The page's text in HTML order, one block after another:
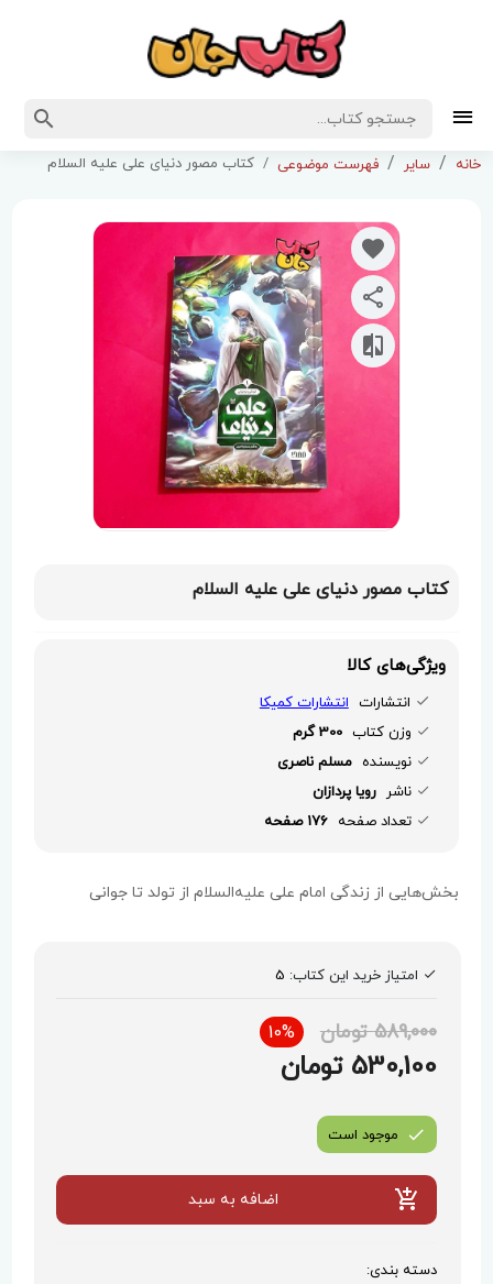
خانه سایر فهرست موضوعی کتاب مصور دنیای علی علیه السلام
کتاب مصور دنیای علی علیه السلام
ویژگی‌های کالا
انتشارات انتشارات کمیکا
وزن کتاب 300 گرم
نویسنده مسلم ناصری
ناشر رویا پردازان
تعداد صفحه 176 صفحه
بخش‌هایی از زندگی امام علی علیه‌السلام از تولد تا جوانی
امتیاز خرید این کتاب: 5
589,000 تومان 10%
530,100 تومان
موجود است
اضافه به سبد
دسته بندی: